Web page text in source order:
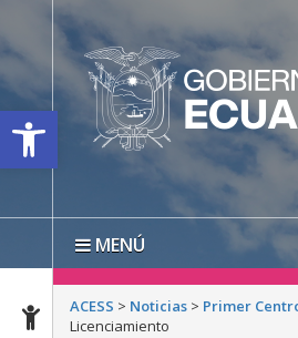
Open toolbar
MENÚ
ACESS > Noticias > Primer
Licenciamiento